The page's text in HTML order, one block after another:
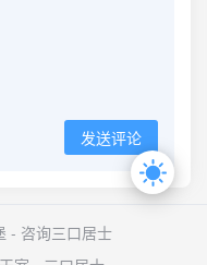
发送评论
- 咨询三口居士